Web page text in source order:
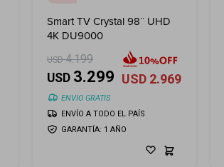
Smart TV Crystal 98¨ UHD
4K DU9000
USD 4.199
USD 3.299 USD 2.969
ENVIO GRATIS
GARANTÍA: 1 AÑO
ENVÍO A TODO EL PAÍS